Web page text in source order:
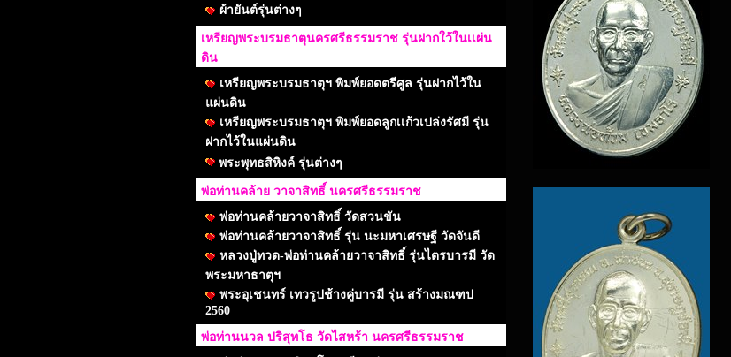
ผ้ายันต์รุ่นต่างๆ
เหรียญพระบรมธาตุนครศรีธรรมราช รุ่นฝากใว้ในเเผ่น
ดิน
เหรียญพระบรมธาตุฯ พิมพ์ยอดตรีศูล รุ่นฝากไว้ใน
แผ่นดิน
เหรียญพระบรมธาตุฯ พิมพ์ยอดลูกเเก้วเปล่งรัศมี รุ่น
ฝากไว้ในแผ่นดิน
พระพุทธสิหิงค์ รุ่นต่างๆ
พ่อท่านคล้าย วาจาสิทธิ์ นครศรีธรรมราช
พ่อท่านคล้ายวาจาสิทธิ์ วัดสวนขัน
พ่อท่านคล้ายวาจาสิทธิ์ รุ่น นะมหาเศรษฐี วัดจันดี
หลวงปู่ทวด-พ่อท่านคล้ายวาจาสิทธิ์ รุ่นไตรบารมี วัด
พระมหาธาตุฯ
พระอุเชนทร์ เทวรูปช้างคู่บารมี รุ่น สร้างมณฑป
2560
พ่อท่านนวล ปริสุทโธ วัดไสหร้า นครศรีธรรมราช